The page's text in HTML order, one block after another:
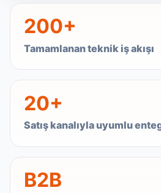
200+
Tamamlanan teknik iş akışı
20+
Satış kanalıyla uyumlu
B2B